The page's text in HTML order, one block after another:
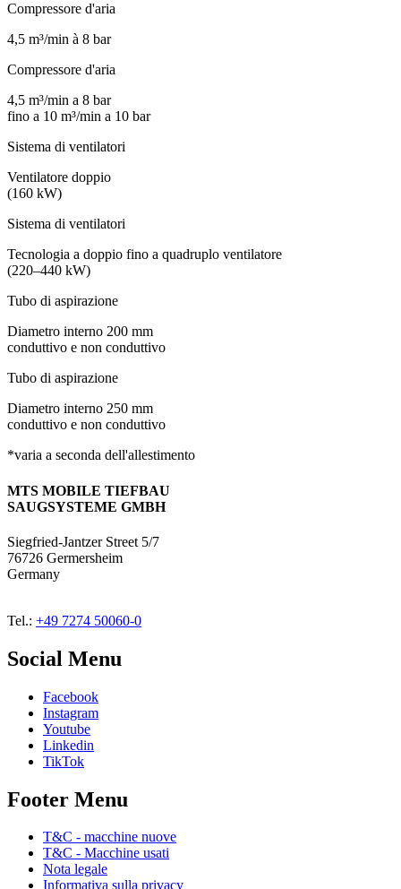
Compressore d'aria
4,5 m³/min à 8 bar
Compressore d'aria
4,5 m³/min a 8 bar
fino a 10 m³/min a 10 bar
Sistema di ventilatori
Ventilatore doppio
(160 kW)
Sistema di ventilatori
Tecnologia a doppio fino a quadruplo ventilatore
(220–440 kW)
Tubo di aspirazione
Diametro interno 200 mm
conduttivo e non conduttivo
Tubo di aspirazione
Diametro interno 250 mm
conduttivo e non conduttivo
*varia a seconda dell'allestimento
MTS MOBILE TIEFBAU
SAUGSYSTEME GMBH
Siegfried-Jantzer Street 5/7
76726 Germersheim
Germany
Tel.: +49 7274 50060-0
Social Menu
Facebook
Instagram
Youtube
Linkedin
TikTok
Footer Menu
T&C - macchine nuove
T&C - Macchine usati
Nota legale
Informativa sulla privacy